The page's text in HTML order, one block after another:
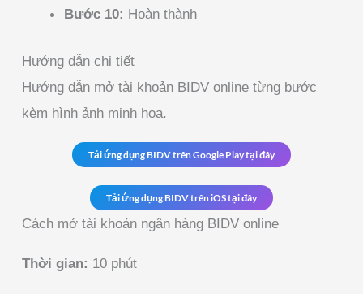
Bước 10: Hoàn thành
Hướng dẫn chi tiết
Hướng dẫn mở tài khoản BIDV online từng bước
kèm hình ảnh minh họa.
Tải ứng dụng BIDV trên Google Play tại đây
Tải ứng dụng BIDV trên iOS tại đây
Cách mở tài khoản ngân hàng BIDV online
Thời gian: 10 phút